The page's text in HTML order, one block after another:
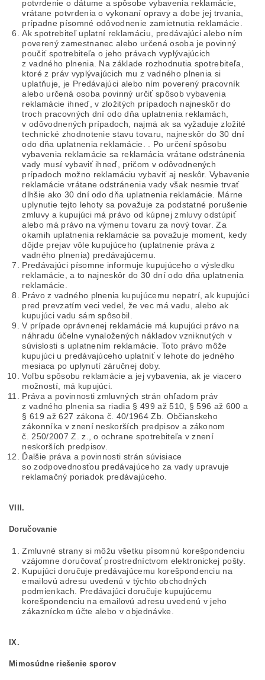
potvrdenie o dátume a spôsobe vybavenia reklamácie,
vrátane potvrdenia o vykonaní opravy a dobe jej trvania,
prípadne písomné odôvodnenie zamietnutia reklamácie.
Ak spotrebiteľ uplatní reklamáciu, predávajúci alebo ním
poverený zamestnanec alebo určená osoba je povinný
poučiť spotrebiteľa o jeho právach vyplývajúcich
z vadného plnenia. Na základe rozhodnutia spotrebiteľa,
ktoré z práv vyplývajúcich mu z vadného plnenia si
uplatňuje, je Predávajúci alebo ním poverený pracovník
alebo určená osoba povinný určiť spôsob vybavenia
reklamácie ihneď, v zložitých prípadoch najneskôr do
troch pracovných dní odo dňa uplatnenia reklamách,
v odôvodnených prípadoch, najmä ak sa vyžaduje zložité
technické zhodnotenie stavu tovaru, najneskôr do 30 dní
odo dňa uplatnenia reklamácie. . Po určení spôsobu
vybavenia reklamácie sa reklamácia vrátane odstránenia
vady musí vybaviť ihneď, pričom v odôvodnených
prípadoch možno reklamáciu vybaviť aj neskôr. Vybavenie
reklamácie vrátane odstránenia vady však nesmie trvať
dlhšie ako 30 dní odo dňa uplatnenia reklamácie. Márne
uplynutie tejto lehoty sa považuje za podstatné porušenie
zmluvy a kupujúci má právo od kúpnej zmluvy odstúpiť
alebo má právo na výmenu tovaru za nový tovar. Za
okamih uplatnenia reklamácie sa považuje moment, kedy
dôjde prejav vôle kupujúceho (uplatnenie práva z
vadného plnenia) predávajúcemu.
Predávajúci písomne informuje kupujúceho o výsledku
reklamácie, a to najneskôr do 30 dní odo dňa uplatnenia
reklamácie.
Právo z vadného plnenia kupujúcemu nepatrí, ak kupujúci
pred prevzatím veci vedel, že vec má vadu, alebo ak
kupujúci vadu sám spôsobil.
V prípade oprávnenej reklamácie má kupujúci právo na
náhradu účelne vynaložených nákladov vzniknutých v
súvislosti s uplatnením reklamácie. Toto právo môže
kupujúci u predávajúceho uplatniť v lehote do jedného
mesiaca po uplynutí záručnej doby.
Voľbu spôsobu reklamácie a jej vybavenia, ak je viacero
možností, má kupujúci.
Práva a povinnosti zmluvných strán ohľadom práv
z vadného plnenia sa riadia § 499 až 510, § 596 až 600 a
§ 619 až 627 zákona č. 40/1964 Zb. Občianskeho
zákonníka v znení neskorších predpisov a zákonom
č. 250/2007 Z. z., o ochrane spotrebiteľa v znení
neskorších predpisov.
Ďalšie práva a povinnosti strán súvisiace
so zodpovednosťou predávajúceho za vady upravuje
reklamačný poriadok predávajúceho.
VIII.
Doručovanie
Zmluvné strany si môžu všetku písomnú korešpondenciu
vzájomne doručovať prostredníctvom elektronickej pošty.
Kupujúci doručuje predávajúcemu korešpondenciu na
emailovú adresu uvedenú v týchto obchodných
podmienkach. Predávajúci doručuje kupujúcemu
korešpondenciu na emailovú adresu uvedenú v jeho
zákazníckom účte alebo v objednávke.
IX.
Mimosúdne riešenie sporov